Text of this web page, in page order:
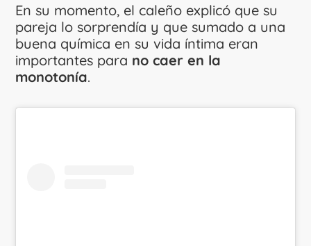
En su momento, el caleño explicó que su
pareja lo sorprendía y que sumado a una
buena química en su vida íntima eran
importantes para no caer en la
monotonía.